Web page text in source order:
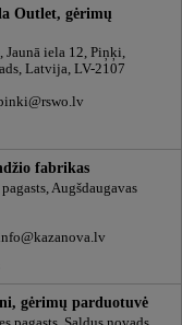
Outlet, gėrimų
Jaunā iela 12, Piņķi,
Latvija, LV-2107
fabrikas
Augšdaugavas
gėrimų parduotuvė